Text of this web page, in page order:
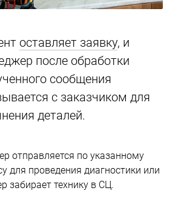
оставляет заявку, и
после обработки
сообщения
с заказчиком для
деталей.
отправляется по указанному
для проведения диагностики или
забирает технику в СЦ.